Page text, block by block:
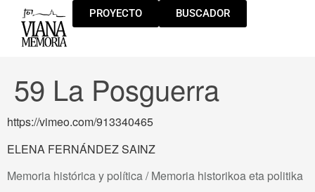
PROYECTO BUSCADOR
59 La Posguerra
https://vimeo.com/913340465
ELENA FERNÁNDEZ SAINZ
Memoria histórica y política / Memoria historikoa eta politika